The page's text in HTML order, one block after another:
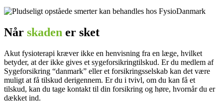
Når skaden er sket
Akut fysioterapi kræver ikke en henvisning fra en læge, hvilket
betyder, at der ikke gives et sygeforsikringtilskud. Er du medlem af
Sygeforsikring “danmark” eller et forsikringsselskab kan det være
muligt at få tilskud derigennem. Er du i tvivl, om du kan få et
tilskud, kan du tage kontakt til din forsikring og høre, hvornår du er
dækket ind.